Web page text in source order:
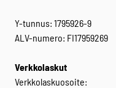
Y-tunnus: 1795926-9
ALV-numero: FI17959269
Verkkolaskut
Verkkolaskuosoite: